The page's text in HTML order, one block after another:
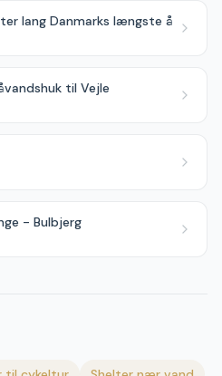
lang Danmarks længste å
til Vejle
- Bulbjerg